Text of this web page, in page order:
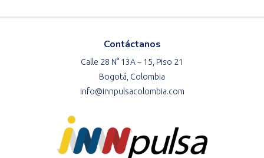
Contáctanos
Calle 28 N° 13A – 15, Piso 21
Bogotá, Colombia
info@innpulsacolombia.com